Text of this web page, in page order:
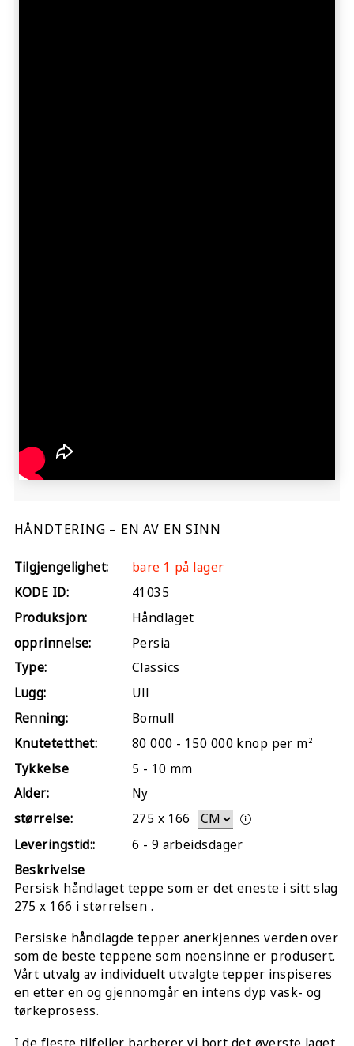
HÅNDTERING – EN AV EN SINN
Tilgjengelighet:
bare 1 på lager
KODE ID:
41035
Produksjon:
Håndlaget
opprinnelse:
Persia
Type:
Classics
Lugg:
Ull
Renning:
Bomull
Knutetetthet:
80 000 - 150 000 knop per m²
Tykkelse
5 - 10 mm
Alder:
Ny
størrelse:
275 x 166
Leveringstid::
6 - 9 arbeidsdager
Beskrivelse
Persisk håndlaget teppe som er det eneste i sitt slag
275 x 166 i størrelsen .
Persiske håndlagde tepper anerkjennes verden over
som de beste teppene som noensinne er produsert.
Vårt utvalg av individuelt utvalgte tepper inspiseres
en etter en og gjennomgår en intens dyp vask- og
tørkeprosess.